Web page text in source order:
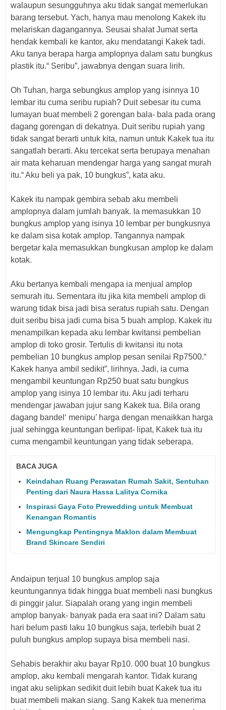
walaupun sesungguhnya aku tidak sangat memerlukan
barang tersebut. Yach, hanya mau menolong Kakek itu
melariskan dagangannya. Seusai shalat Jumat serta
hendak kembali ke kantor, aku mendatangi Kakek tadi.
Aku tanya berapa harga amplopnya dalam satu bungkus
plastik itu.“ Seribu”, jawabnya dengan suara lirih.
Oh Tuhan, harga sebungkus amplop yang isinnya 10
lembar itu cuma seribu rupiah? Duit sebesar itu cuma
lumayan buat membeli 2 gorengan bala- bala pada orang
dagang gorengan di dekatnya. Duit seribu rupiah yang
tidak sangat berarti untuk kita, namun untuk Kakek tua itu
sangatlah berarti. Aku tercekat serta berupaya menahan
air mata keharuan mendengar harga yang sangat murah
itu.“ Aku beli ya pak, 10 bungkus”, kata aku.
Kakek itu nampak gembira sebab aku membeli
amplopnya dalam jumlah banyak. Ia memasukkan 10
bungkus amplop yang isinya 10 lembar per bungkusnya
ke dalam sisa kotak amplop. Tangannya nampak
bergetar kala memasukkan bungkusan amplop ke dalam
kotak.
Aku bertanya kembali mengapa ia menjual amplop
semurah itu. Sementara itu jika kita membeli amplop di
warung tidak bisa jadi bisa seratus rupiah satu. Dengan
duit seribu bisa jadi cuma bisa 5 buah amplop. Kakek itu
menampilkan kepada aku lembar kwitansi pembelian
amplop di toko grosir. Tertulis di kwitansi itu nota
pembelian 10 bungkus amplop pesan senilai Rp7500.“
Kakek hanya ambil sedikit”, lirihnya. Jadi, ia cuma
mengambil keuntungan Rp250 buat satu bungkus
amplop yang isinya 10 lembar itu. Aku jadi terharu
mendengar jawaban jujur sang Kakek tua. Bila orang
dagang bandel‘ menipu’ harga dengan menaikkan harga
jual sehingga keuntungan berlipat- lipat, Kakek tua itu
cuma mengambil keuntungan yang tidak seberapa.
BACA JUGA
Keindahan Ruang Perawatan Rumah Sakit, Sentuhan
Penting dari Naura Hassa Lalitya Cornika
Inspirasi Gaya Foto Prewedding untuk Membuat
Kenangan Romantis
Mengungkap Pentingnya Maklon dalam Membuat
Brand Skincare Sendiri
Andaipun terjual 10 bungkus amplop saja
keuntungannya tidak hingga buat membeli nasi bungkus
di pinggir jalur. Siapalah orang yang ingin membeli
amplop banyak- banyak pada era saat ini? Dalam satu
hari belum pasti laku 10 bungkus saja, terlebih buat 2
puluh bungkus amplop supaya bisa membeli nasi.
Sehabis berakhir aku bayar Rp10. 000 buat 10 bungkus
amplop, aku kembali mengarah kantor. Tidak kurang
ingat aku selipkan sedikit duit lebih buat Kakek tua itu
buat membeli makan siang. Sang Kakek tua menerima